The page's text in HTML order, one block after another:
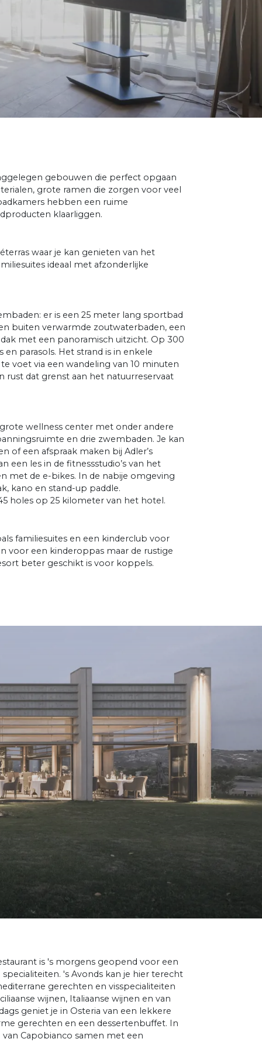
gebouwen die perfect opgaan
grote ramen die zorgen voor veel
hebben een ruime
klaarliggen.
waar je kan genieten van het
ideaal met afzonderlijke
er is een 25 meter lang sportbad
buiten verwarmde zoutwaterbaden, een
met een panoramisch uitzicht. Op 300
parasols. Het strand is in enkele
voet via een wandeling van 10 minuten
rust dat grenst aan het natuurreservaat
wellness center met onder andere
en drie zwembaden. Je kan
of een afspraak maken bij Adler’s
een les in de fitnessstudio’s van het
met de e-bikes. In de nabije omgeving
kano en stand-up paddle.
holes op 25 kilometer van het hotel.
familiesuites en een kinderclub voor
voor een kinderoppas maar de rustige
beter geschikt is voor koppels.
is 's morgens geopend voor een
's Avonds kan je hier terecht
gerechten en visspecialiteiten
wijnen, Italiaanse wijnen en van
geniet je in Osteria van een lekkere
gerechten en een dessertenbuffet. In
Capobianco samen met een